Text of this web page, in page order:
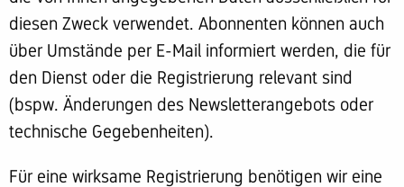
diesen Zweck verwendet. Abonnenten können auch
über Umstände per E-Mail informiert werden, die für
den Dienst oder die Registrierung relevant sind
(bspw. Änderungen des Newsletterangebots oder
technische Gegebenheiten).
Für eine wirksame Registrierung benötigen wir eine